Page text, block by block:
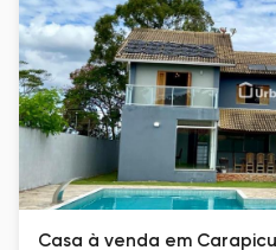
Casa à venda em